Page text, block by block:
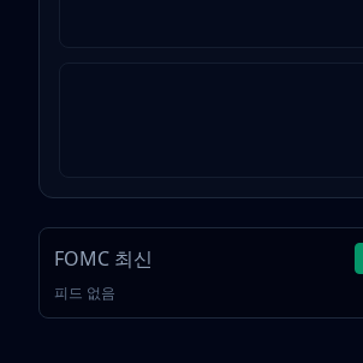
FOMC 최신
피드 없음